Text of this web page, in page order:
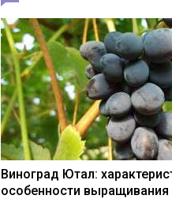
Виноград Ютал:
особенности выращивания